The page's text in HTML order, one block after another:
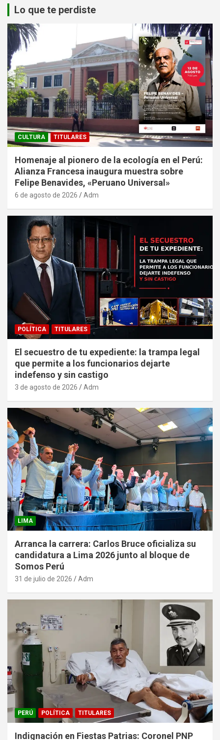
Lo que te perdiste
CULTURA TITULARES
Homenaje al pionero de la ecología en el Perú:
Alianza Francesa inaugura muestra sobre
Felipe Benavides, «Peruano Universal»
6 de agosto de 2026 Adm
POLÍTICA TITULARES
El secuestro de tu expediente: la trampa legal
que permite a los funcionarios dejarte
indefenso y sin castigo
3 de agosto de 2026 Adm
LIMA
Arranca la carrera: Carlos Bruce oficializa su
candidatura a Lima 2026 junto al bloque de
Somos Perú
31 de julio de 2026 Adm
PERÚ POLÍTICA TITULARES
Indignación en Fiestas Patrias: Coronel PNP